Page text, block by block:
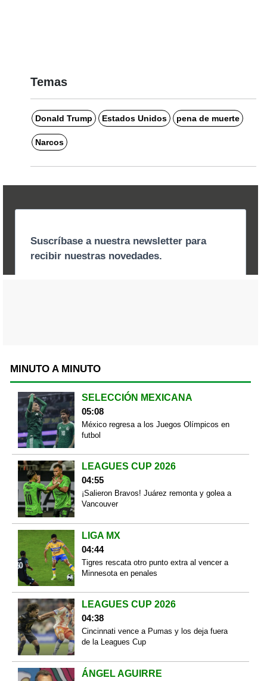
Temas
Donald Trump Estados Unidos pena de muerte
Narcos
MINUTO A MINUTO
SELECCIÓN MEXICANA
05:08
México regresa a los Juegos Olímpicos en
futbol
LEAGUES CUP 2026
04:55
¡Salieron Bravos! Juárez remonta y golea a
Vancouver
LIGA MX
04:44
Tigres rescata otro punto extra al vencer a
Minnesota en penales
LEAGUES CUP 2026
04:38
Cincinnati vence a Pumas y los deja fuera
de la Leagues Cup
ÁNGEL AGUIRRE